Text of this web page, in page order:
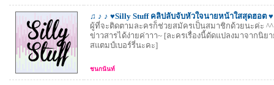
♫ ♪ ♪ ♥Silly Stuff คลิปลับจับหัวใจนายหน้าใสสุดฮอต ♥
ผู้ที่จะติดตามละครก็ช่วยสมัครเป็นสมาชิกด้วยนะค่ะ ^^
ข่าวสารได้ง่ายค่าาา~ [ละครเรื่องนี้ดัดแปลงมาจากนิ
สแตมป์เบอร์รี่นะคะ]
ชนกนันท์